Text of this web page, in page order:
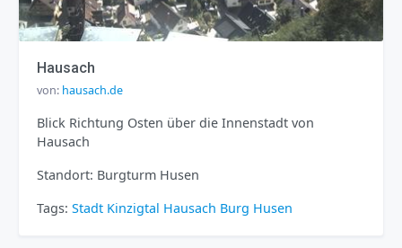
Hausach
von: hausach.de
Blick Richtung Osten über die Innenstadt von
Hausach
Standort: Burgturm Husen
Tags: Stadt Kinzigtal Hausach Burg Husen